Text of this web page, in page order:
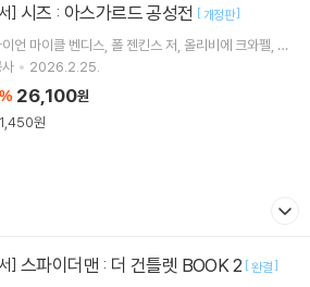
] 시즈 : 아스가르드 공성전 [개정판]
이언 마이클 벤디스 폴 젠킨스 저 올리비에 크와펠 마
라크 그림 외 3명
2026.2.25.
% 26,100원
1,450원
] 스파이더맨 : 더 건틀렛 BOOK 2 [완결]